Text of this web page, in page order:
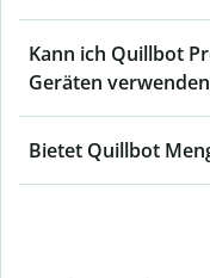
Kann ich Quillbot
Geräten
Bietet Quillbot